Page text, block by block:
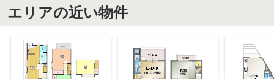
エリアの近い物件